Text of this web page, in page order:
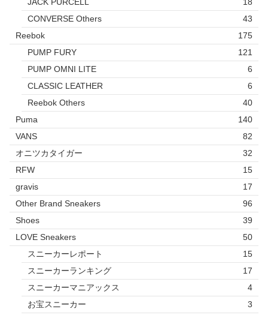
CONVERSE Others
43
Reebok
175
PUMP FURY
121
PUMP OMNI LITE
6
CLASSIC LEATHER
6
Reebok Others
40
Puma
140
VANS
82
オニツカタイガー
32
RFW
15
gravis
17
Other Brand Sneakers
96
Shoes
39
LOVE Sneakers
50
スニーカーレポート
15
スニーカーランキング
17
スニーカーマニアックス
4
お宝スニーカー
3